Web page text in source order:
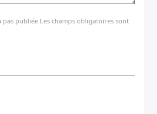
pas publiée.Les champs obligatoires sont